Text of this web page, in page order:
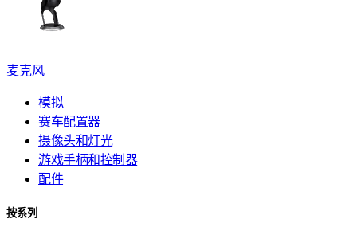
麦克风
模拟
赛车配置器
摄像头和灯光
游戏手柄和控制器
配件
按系列